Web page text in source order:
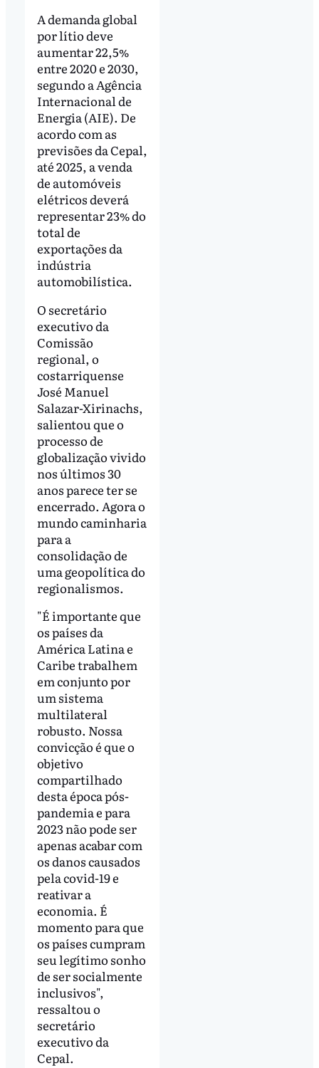
A demanda global
por lítio deve
aumentar 22,5%
entre 2020 e 2030,
segundo a Agência
Internacional de
Energia (AIE). De
acordo com as
previsões da Cepal,
até 2025, a venda
de automóveis
elétricos deverá
representar 23% do
total de
exportações da
indústria
automobilística.
O secretário
executivo da
Comissão
regional, o
costarriquense
José Manuel
Salazar-Xirinachs,
salientou que o
processo de
globalização vivido
nos últimos 30
anos parece ter se
encerrado. Agora o
mundo caminharia
para a
consolidação de
uma geopolítica do
regionalismos.
"É importante que
os países da
América Latina e
Caribe trabalhem
em conjunto por
um sistema
multilateral
robusto. Nossa
convicção é que o
objetivo
compartilhado
desta época pós-
pandemia e para
2023 não pode ser
apenas acabar com
os danos causados
pela covid-19 e
reativar a
economia. É
momento para que
os países cumpram
seu legítimo sonho
de ser socialmente
inclusivos",
ressaltou o
secretário
executivo da
Cepal.